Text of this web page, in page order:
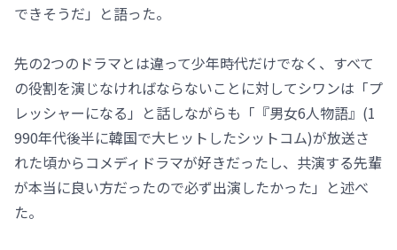
できそうだ」と語った。
先の2つのドラマとは違って少年時代だけでなく、すべて
の役割を演じなければならないことに対してシワンは「プ
レッシャーになる」と話しながらも「『男女6人物語』(1
990年代後半に韓国で大ヒットしたシットコム)が放送さ
れた頃からコメディドラマが好きだったし、共演する先輩
が本当に良い方だったので必ず出演したかった」と述べ
た。